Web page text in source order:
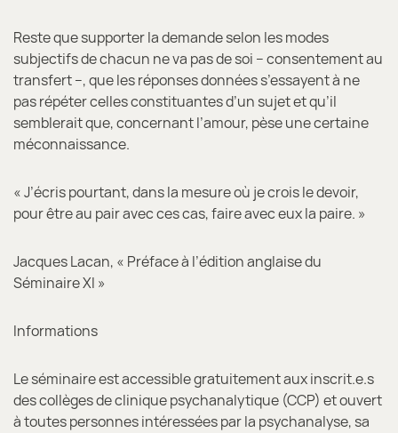
Reste que supporter la demande selon les modes
subjectifs de chacun ne va pas de soi – consentement au
transfert –, que les réponses données s’essayent à ne
pas répéter celles constituantes d’un sujet et qu’il
semblerait que, concernant l’amour, pèse une certaine
méconnaissance.
« J’écris pourtant, dans la mesure où je crois le devoir,
pour être au pair avec ces cas, faire avec eux la paire. »
Jacques Lacan, « Préface à l’édition anglaise du
Séminaire XI »
Informations
Le séminaire est accessible gratuitement aux inscrit.e.s
des collèges de clinique psychanalytique (CCP) et ouvert
à toutes personnes intéressées par la psychanalyse, sa